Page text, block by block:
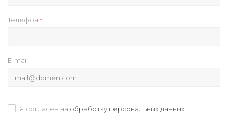
Телефон *
E-mail
Я согласен на обработку персональных данных